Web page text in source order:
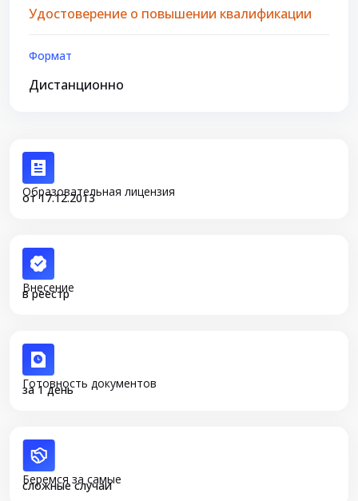
Удостоверение о повышении квалификации
Формат
Дистанционно
Образовательная лицензия
от 17.12.2013
Внесение
в реестр
Готовность документов
за 1 день
Беремся за самые
сложные случаи